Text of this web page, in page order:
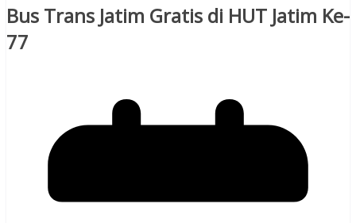
Bus Trans Jatim Gratis di HUT Jatim Ke-
77